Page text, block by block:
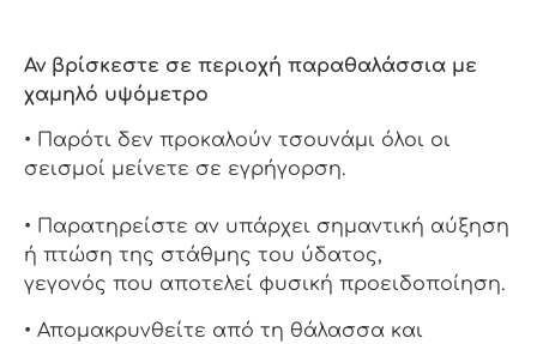
Αν βρίσκεστε σε περιοχή παραθαλάσσια με
χαμηλό υψόμετρο
• Παρότι δεν προκαλούν τσουνάμι όλοι οι
σεισμοί μείνετε σε εγρήγορση.
• Παρατηρείστε αν υπάρχει σημαντική αύξηση
ή πτώση της στάθμης του ύδατος,
γεγονός που αποτελεί φυσική προειδοποίηση.
• Απομακρυνθείτε από τη θάλασσα και